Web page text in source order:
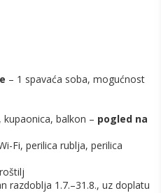
– 1 spavaća soba, mogućnost
balkon – pogled na
Fi, perilica rublja, perilica
razdoblja 1.7.–31.8., uz doplatu